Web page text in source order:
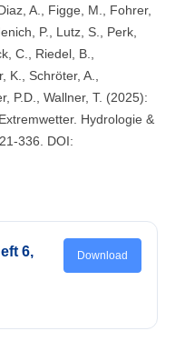
A., Figge, M., Fohrer,
P., Lutz, S., Perk,
C., Riedel, B.,
K., Schröter, A.,
P.D., Wallner, T. (2025):
Hydrologie &
336. DOI:
6,
Download